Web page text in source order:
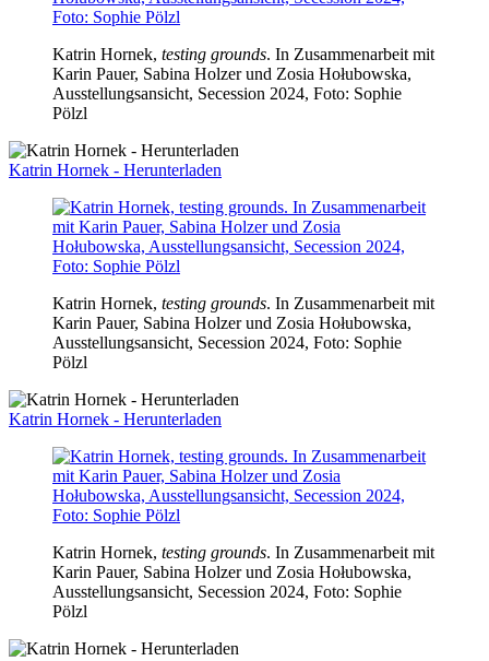
Katrin Hornek, testing grounds. In Zusammenarbeit mit
Karin Pauer, Sabina Holzer und Zosia Hołubowska,
Ausstellungsansicht, Secession 2024, Foto: Sophie
Pölzl
Katrin Hornek - Herunterladen
Katrin Hornek, testing grounds. In Zusammenarbeit mit
Karin Pauer, Sabina Holzer und Zosia Hołubowska,
Ausstellungsansicht, Secession 2024, Foto: Sophie
Pölzl
Katrin Hornek - Herunterladen
Katrin Hornek, testing grounds. In Zusammenarbeit mit
Karin Pauer, Sabina Holzer und Zosia Hołubowska,
Ausstellungsansicht, Secession 2024, Foto: Sophie
Pölzl